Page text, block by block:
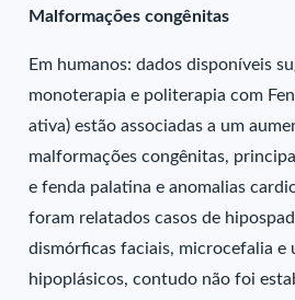
Malformações congênitas
Em humanos: dados disponíveis
monoterapia e politerapia com
ativa) estão associadas a um
malformações congênitas,
e fenda palatina e anomalias
foram relatados casos de
dismórficas faciais, microcefalia e
hipoplásicos, contudo não foi